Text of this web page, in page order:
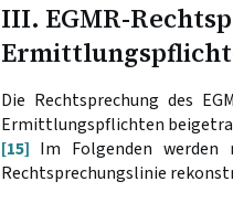
III. EGMR-
Die Rechtsprechung des
Ermittlungspflichten
[15] Im Folgenden
Rechtsprechungslinie